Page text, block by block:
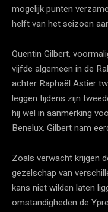
mogelijk punten
helft van het seizoen
Quentin Gilbert,
vijfde algemeen in de
achter Raphaël Astier
leggen tijdens zijn
hij wel in aanmerking
Benelux. Gilbert nam
Zoals verwacht krijgen
gezelschap van
kans niet wilden laten
omstandigheden de